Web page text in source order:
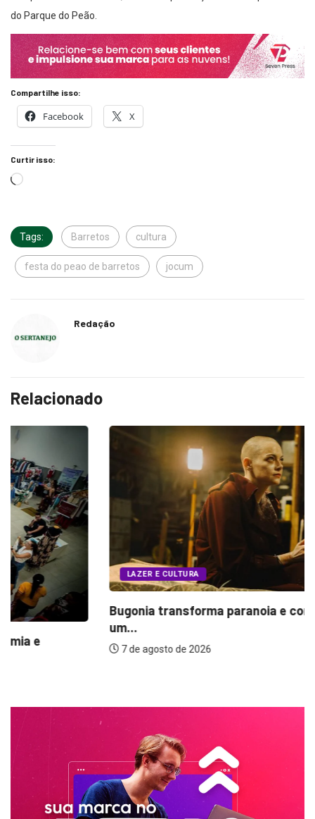
do Parque do Peão.
Compartilhe isso:
Facebook X
Curtir isso:
Tags: Barretos cultura
festa do peao de barretos jocum
Redação
Relacionado
LAZER E CULTURA
Bugonia transforma paranoia e conspiração em
7 de agosto de 2026